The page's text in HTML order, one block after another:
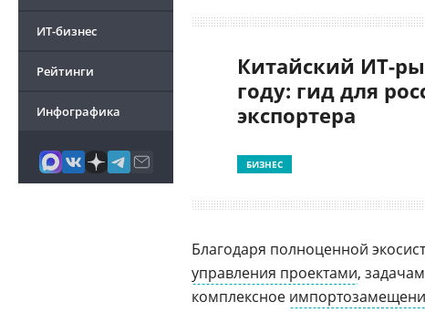
ИТ-бизнес
Рейтинги
Инфографика
Китайский ИТ-
году: гид для
экспортера
БИЗНЕС
Благодаря полноценной
управления проектами,
комплексное